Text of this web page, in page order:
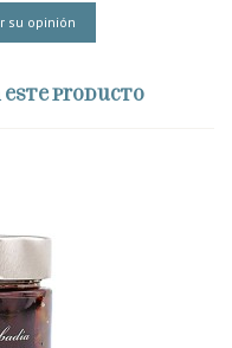
su opinión
este producto